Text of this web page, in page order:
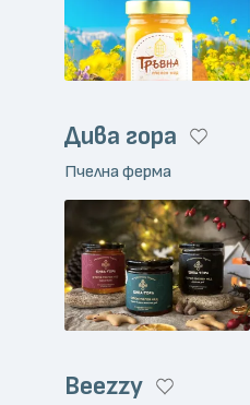
Дива гора
Пчелна ферма
Beezzy